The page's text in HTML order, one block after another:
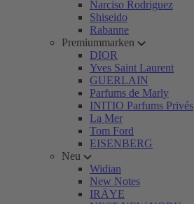
Narciso Rodriguez
Shiseido
Rabanne
Premiummarken
DIOR
Yves Saint Laurent
GUERLAIN
Parfums de Marly
INITIO Parfums Privés
La Mer
Tom Ford
EISENBERG
Neu
Widian
New Notes
IRÄYE